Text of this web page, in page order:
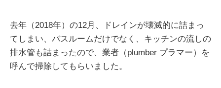
去年（2018年）の12月、ドレインが壊滅的に詰まっ
てしまい、バスルームだけでなく、キッチンの流しの
排水管も詰まったので、業者（plumber プラマー）を
呼んで掃除してもらいました。